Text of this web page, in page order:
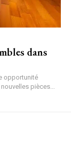
dans
opportunité
pièces...